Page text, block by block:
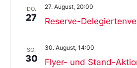
DO.
27 Reserve-
27. August, 20:00
SO.
30 Flyer- und Stand-
30. August, 14:00